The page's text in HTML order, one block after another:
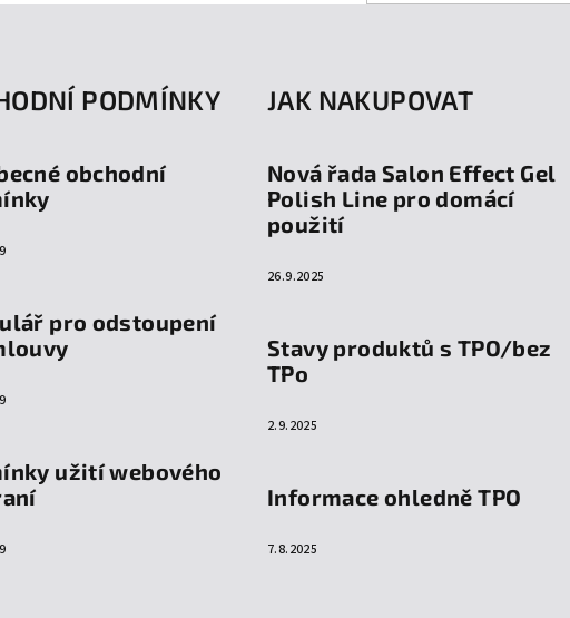
PODMÍNKY
obchodní
pro odstoupení
užití webového
JAK NAKUPOVAT
Nová řada Salon Effect Gel
Polish Line pro domácí
použití
26.9.2025
Stavy produktů s TPO/bez
TPo
2.9.2025
Informace ohledně TPO
7.8.2025